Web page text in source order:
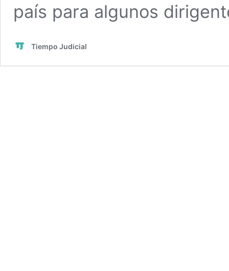
país para algunos
Tiempo Judicial